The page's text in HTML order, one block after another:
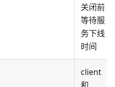
关闭前
等待服
务下线
时间
client